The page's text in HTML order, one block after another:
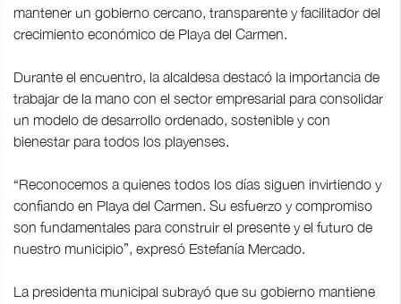
mantener un gobierno cercano, transparente y facilitador del
crecimiento económico de Playa del Carmen.
Durante el encuentro, la alcaldesa destacó la importancia de
trabajar de la mano con el sector empresarial para consolidar
un modelo de desarrollo ordenado, sostenible y con
bienestar para todos los playenses.
“Reconocemos a quienes todos los días siguen invirtiendo y
confiando en Playa del Carmen. Su esfuerzo y compromiso
son fundamentales para construir el presente y el futuro de
nuestro municipio”, expresó Estefanía Mercado.
La presidenta municipal subrayó que su gobierno mantiene